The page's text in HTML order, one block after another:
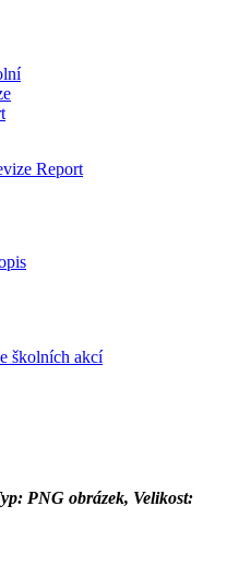
Report
školních akcí
PNG obrázek, Velikost: